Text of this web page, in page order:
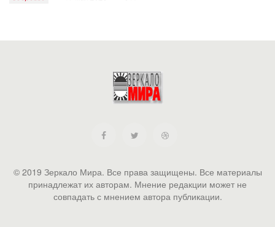
© 2019 Зеркало Мира. Все права защищены. Все материалы
принадлежат их авторам. Мнение редакции может не
совпадать с мнением автора публикации.